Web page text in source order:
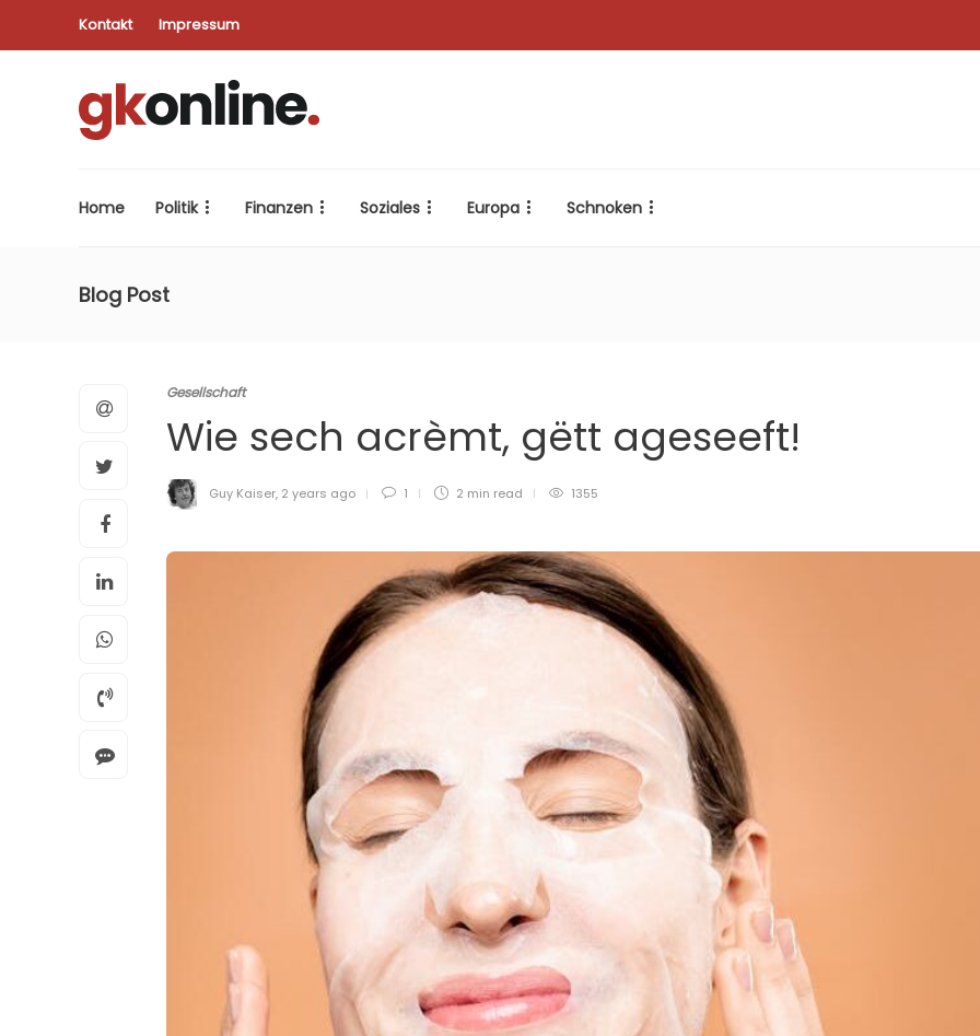
Kontakt Impressum
Home Politik Finanzen Soziales Europa Schnoken
Blog Post
Gesellschaft
Wie sech acrèmt, gëtt ageseeft!
Guy Kaiser, 2 years ago 1 2 min read 1355